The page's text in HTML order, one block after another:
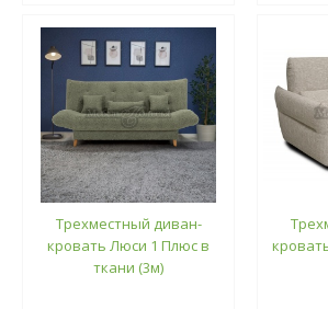
Трехместный диван-
кровать Люси 1 Плюс в
ткани (3м)